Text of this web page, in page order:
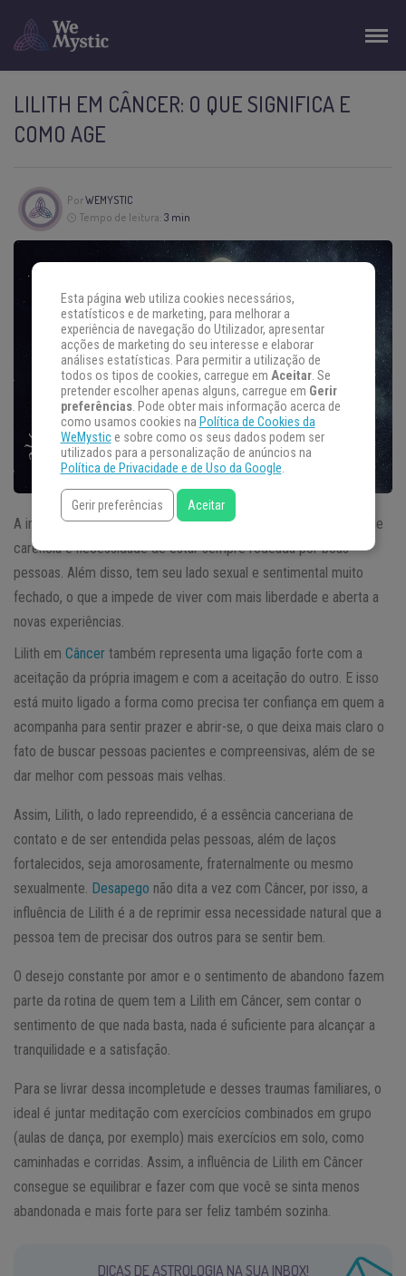
LILITH EM CÂNCER: O QUE SIGNIFICA E
COMO AGE
PorWEMYSTIC
Tempo de leitura: 3 min
A influência deLilith em Câncertraz à tona sua real natureza de
carência e necessidade de estar sempre rodeada por boas
pessoas. Além disso, tem seu lado sexual e sentimental muito
fechado, o que a impede de viver com mais liberdade e aberta a
novas experiências.
Lilith em Câncer também representa uma ligação forte com a
aceitação da própria imagem e com a aceitação do outro. E isso
está muito ligado a forma como precisa ter confiança em quem a
acompanha para sentir prazer e abrir-se, o que deixa mais claro o
fato de buscar pessoas pacientes e compreensivas, além de se
dar melhor com pessoas mais velhas.
Assim, Lilith, o lado repreendido, é a essência canceriana de
contato e de ser entendida pelas pessoas, além de laços
fortalecidos, seja amorosamente, fraternalmente ou mesmo
sexualmente. Desapego não dita a vez com Câncer, por isso, a
influência de Lilith é a de reprimir essa necessidade natural que a
pessoa tem de precisar dos outros para se sentir bem.
O desejo constante por amor e o sentimento de abandono fazem
parte da rotina de quem tem a Lilith em Câncer, sem contar o
sentimento de que nada basta, nada é suficiente para alcançar a
tranquilidade e a satisfação.
Para se livrar dessa incompletude e desses traumas familiares, o
ideal é juntar meditação com exercícios combinados em grupo
(aulas de dança, por exemplo) mais exercícios em solo, como
caminhadas e corridas. Assim, a influência de Lilith em Câncer
consegue se equilibrar e fazer com que você se sinta menos
abandonada e mais forte para ser feliz também sozinha.
DICAS DE ASTROLOGIA NA SUA INBOX!
Esta página web utiliza cookies necessários,
estatísticos e de marketing, para melhorar a
experiência de navegação do Utilizador, apresentar
acções de marketing do seu interesse e elaborar
análises estatísticas. Para permitir a utilização de
todos os tipos de cookies, carregue em Aceitar. Se
pretender escolher apenas alguns, carregue em Gerir
preferências. Pode obter mais informação acerca de
como usamos cookies na Política de Cookies da
WeMystice sobre como os seus dados podem ser
utilizados para a personalização de anúncios na
Política de Privacidade e de Uso da Google.
Gerir preferências Aceitar